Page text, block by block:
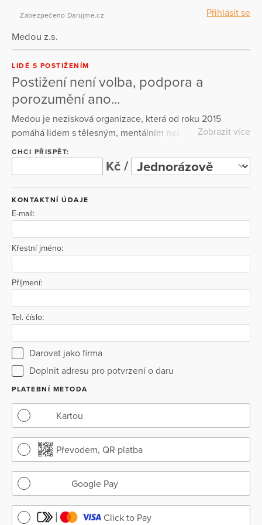
Přihlásit se
Zabezpečeno Darujme.cz
Medou z.s.
LIDÉ S POSTIŽENÍM
Postižení není volba, podpora a
porozumění ano...
Medou je nezisková organizace, která od roku 2015
pomáhá lidem s tělesným, mentálním nebo
kombinovaným postižením a lidem s autismem zapojit se
do života v běžné společnosti. Naším posláním je
poskytovat takovou podporu, aby tito lidé mohli prožít
aktivní a ze svého pohledu co nejspokojenější život.
Zobrazit více
CHCI PŘISPĚT:
Kč /
KONTAKTNÍ ÚDAJE
E-mail:
Křestní jméno:
Příjmení:
Tel. číslo:
Darovat jako firma
Doplnit adresu pro potvrzení o daru
PLATEBNÍ METODA
Kartou
Převodem, QR platba
Google Pay
Click to Pay